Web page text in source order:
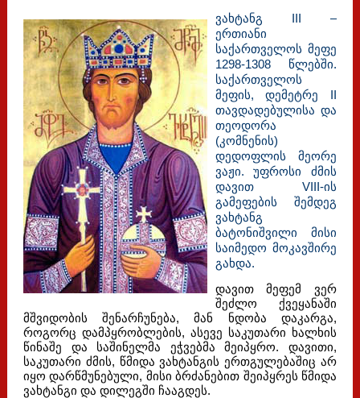
ვახტანგ III –
ერთიანი
საქართველოს მეფე
1298-1308 წლებში.
საქართველოს
მეფის, დემეტრე II
თავდადებულისა და
თეოდორა
(კომნენის)
დედოფლის მეორე
ვაჟი. უფროსი ძმის
დავით VIII-ის
გამეფების შემდეგ
ვახტანგ
ბატონიშვილი მისი
საიმედო მოკავშირე
გახდა.
დავით მეფემ ვერ
შეძლო ქვეყანაში
მშვიდობის შენარჩუნება, მან ნდობა დაკარგა,
როგორც დამპყრობლების, ასევე საკუთარი ხალხის
წინაშე და საშინელმა ეჭვებმა მეიპყრო. დავითი,
საკუთარი ძმის, წმიდა ვახტანგის ერთგულებაშიც არ
იყო დარწმუნებული, მისი ბრძანებით შეიპყრეს წმიდა
ვახტანგი და დილეგში ჩააგდეს.